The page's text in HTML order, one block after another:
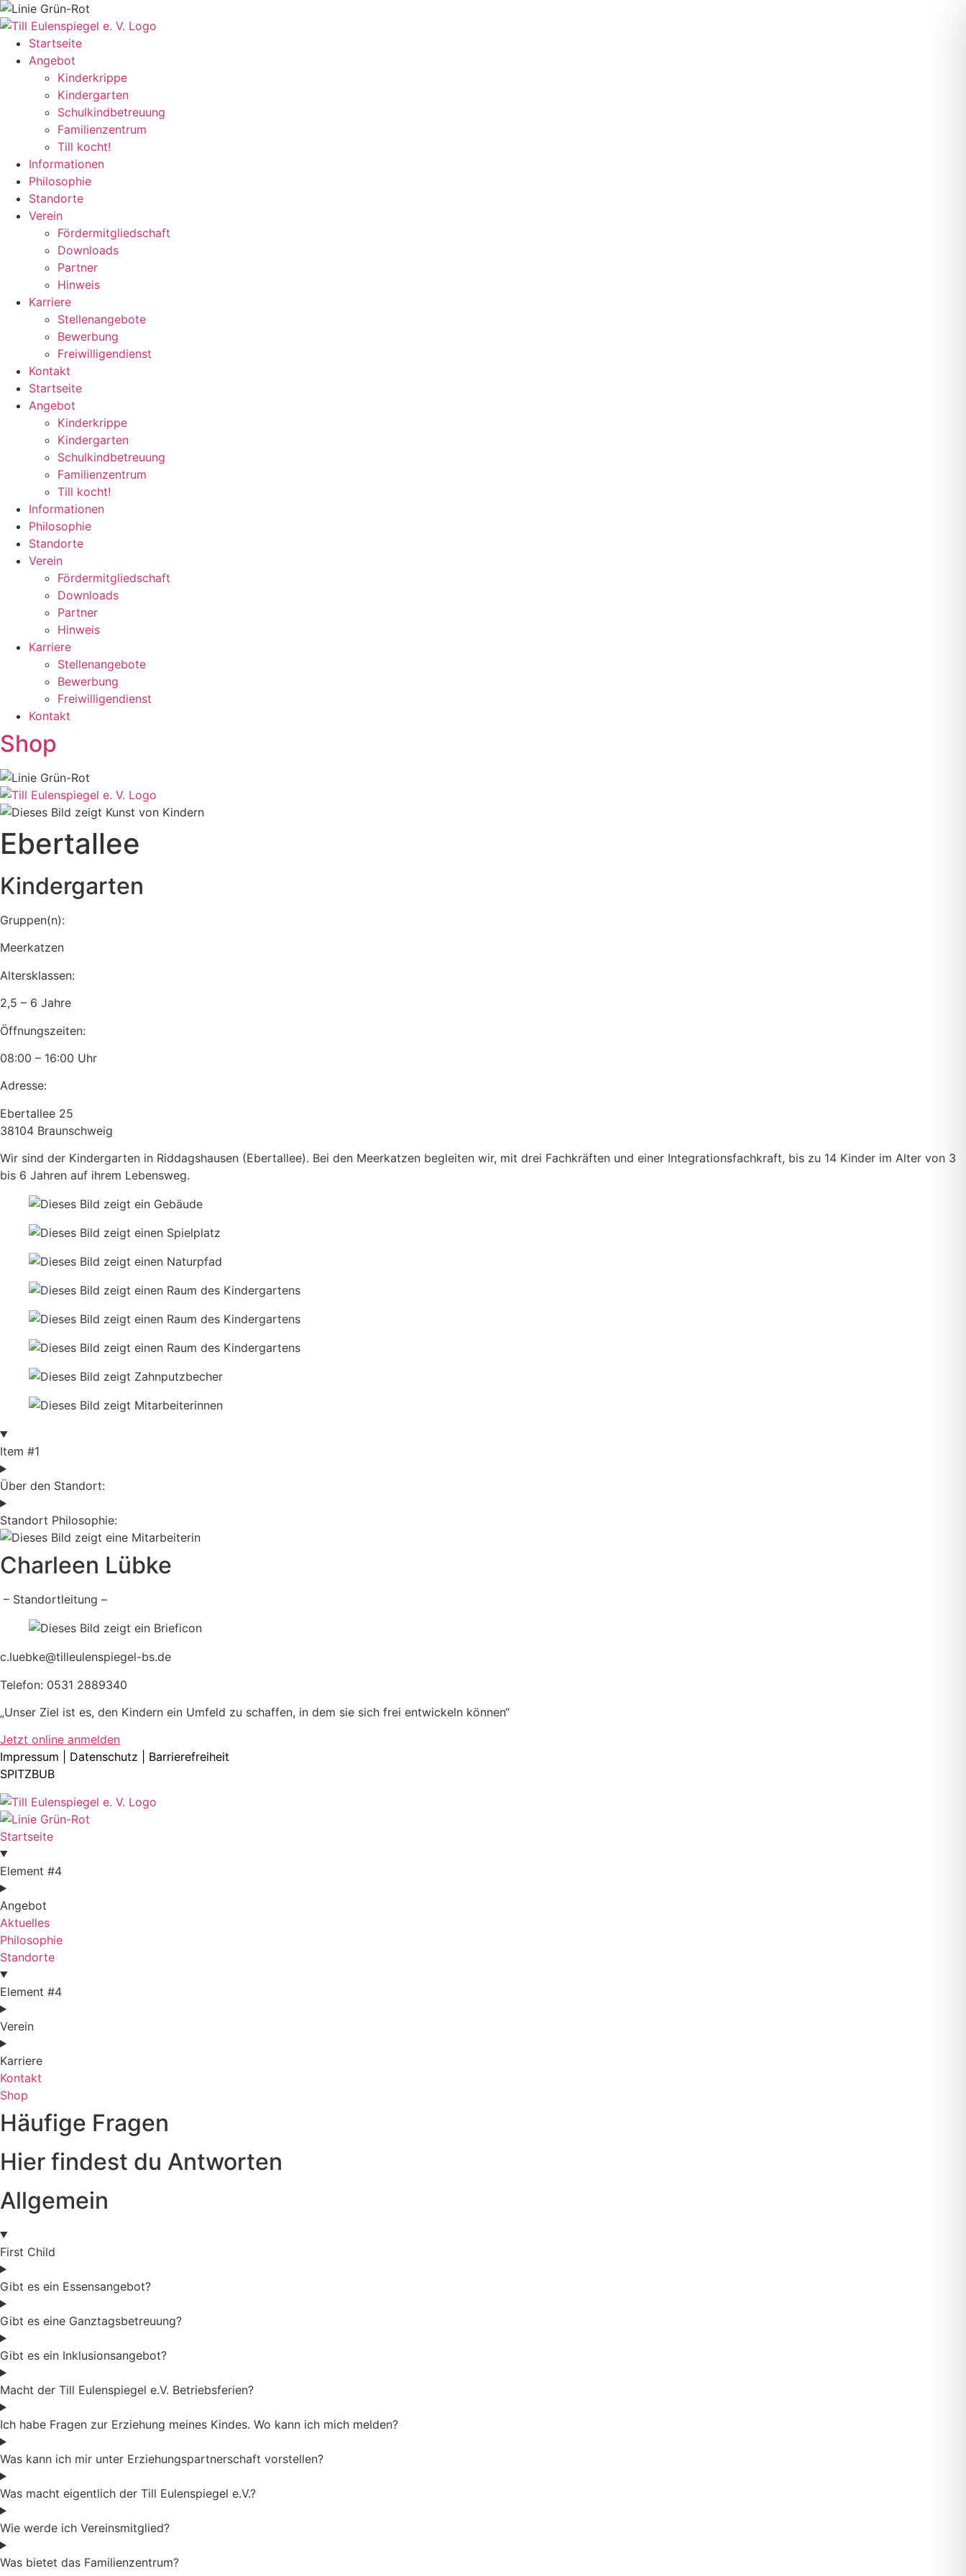
Zum
Inhalt
springenStartseite
Angebot
Kinderkrippe
Kindergarten
Schulkindbetreuung
Familienzentrum
Till kocht!
Informationen
Philosophie
Standorte
Verein
Fördermitgliedschaft
Downloads
Partner
Hinweis
Karriere
Stellenangebote
Bewerbung
Freiwilligendienst
Kontakt
Startseite
Angebot
Kinderkrippe
Kindergarten
Schulkindbetreuung
Familienzentrum
Till kocht!
Informationen
Philosophie
Standorte
Verein
Fördermitgliedschaft
Downloads
Partner
Hinweis
Karriere
Stellenangebote
Bewerbung
Freiwilligendienst
Kontakt
Shop
Ebertallee
Kindergarten
Gruppen(n):
Meerkatzen
Altersklassen:
2,5 – 6 Jahre
Öffnungszeiten:
08:00 – 16:00 Uhr
Adresse:
Ebertallee 25
38104 Braunschweig
Wir sind der Kindergarten in Riddagshausen (Ebertallee). Bei den Meerkatzen begleiten wir, mit drei Fachkräften und einer Integra­tions­fachkraft, bis zu 14 Kinder im Alter von 3
bis 6 Jahren auf ihrem Lebensweg.
Item #1
Über den Standort:
Standort Philosophie:
Charleen Lübke
– Standortleitung –
c.luebke@tilleulenspiegel-bs.de
Telefon: 0531 2889340
„Unser Ziel ist es, den Kindern ein Umfeld zu schaffen, in dem sie sich frei entwickeln können“
Jetzt online anmelden
Impressum
Datenschutz
Barrierefreiheit
SPITZBUB
Startseite
Element #4
Angebot
Aktuelles
Philosophie
Standorte
Element #4
Verein
Karriere
Kontakt
Shop
Häufige Fragen
Hier findest du Antworten
Allgemein
First Child
Gibt es ein Essensangebot?
Gibt es eine Ganztagsbetreuung?
Gibt es ein Inklusionsangebot?
Macht der Till Eulenspiegel e.V. Betriebsferien?
Ich habe Fragen zur Erziehung meines Kindes. Wo kann ich mich melden?
Was kann ich mir unter Erziehungspartnerschaft vorstellen?
Was macht eigentlich der Till Eulenspiegel e.V.?
Wie werde ich Vereinsmitglied?
Was bietet das Familienzentrum?